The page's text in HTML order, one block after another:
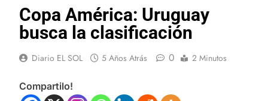
Copa América: Uruguay
busca la clasificación
Diario EL SOL 5 Años Atrás 0 2 Minutos
Compartilo!